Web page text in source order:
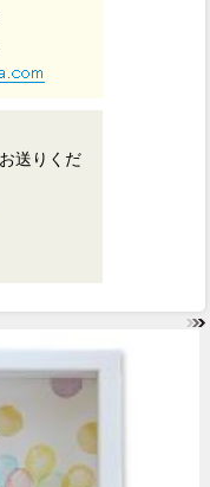
送りくだ